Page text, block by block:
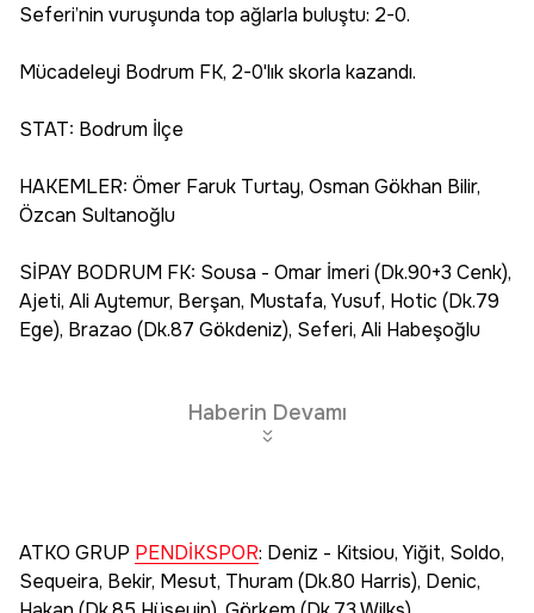
Seferi’nin vuruşunda top ağlarla buluştu: 2-0.
Mücadeleyi Bodrum FK, 2-0'lık skorla kazandı.
STAT: Bodrum İlçe
HAKEMLER: Ömer Faruk Turtay, Osman Gökhan Bilir,
Özcan Sultanoğlu
SİPAY BODRUM FK: Sousa - Omar İmeri (Dk.90+3 Cenk),
Ajeti, Ali Aytemur, Berşan, Mustafa, Yusuf, Hotic (Dk.79
Ege), Brazao (Dk.87 Gökdeniz), Seferi, Ali Habeşoğlu
Haberin Devamı
ATKO GRUP PENDİKSPOR: Deniz - Kitsiou, Yiğit, Soldo,
Sequeira, Bekir, Mesut, Thuram (Dk.80 Harris), Denic,